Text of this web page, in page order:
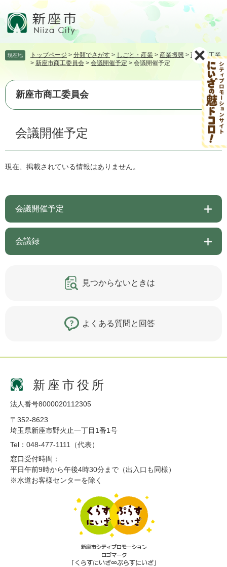
頭
す。
飛
て
本
現在地 トップページ > 分類でさがす > しごと・産業 > 産業振興 > 商業・工業
> 新座市商工委員会 > 会議開催予定 > 会議開催予定
新座市商工委員会
会議開催予定
現在、掲載されている情報はありません。
会議開催予定
会議録
見つからないときは
よくある質問と回答
新座市役所
法人番号8000020112305
〒352-8623
埼玉県新座市野火止一丁目1番1号
Tel：048-477-1111（代表）
窓口受付時間：
平日午前9時から午後4時30分まで（出入口も同様）
※水道お客様センターを除く